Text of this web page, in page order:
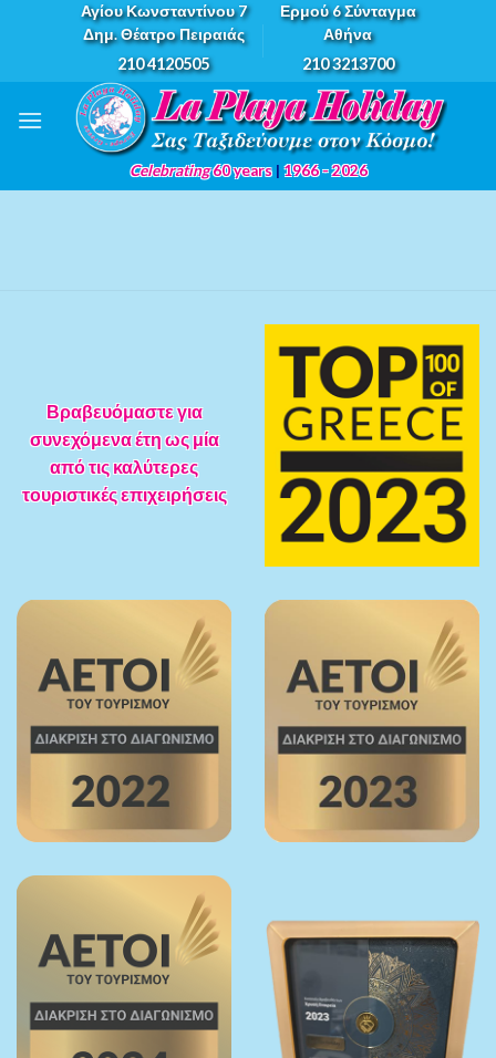
Αγίου Κωνσταντίνου 7
Δημ. Θέατρο Πειραιάς
210 4120505
Ερμού 6 Σύνταγμα
Αθήνα
210 3213700
Celebrating60 years | 1966 - 2026
Βραβευόμαστε για
συνεχόμενα έτη ως μία
από τις καλύτερες
τουριστικές επιχειρήσεις